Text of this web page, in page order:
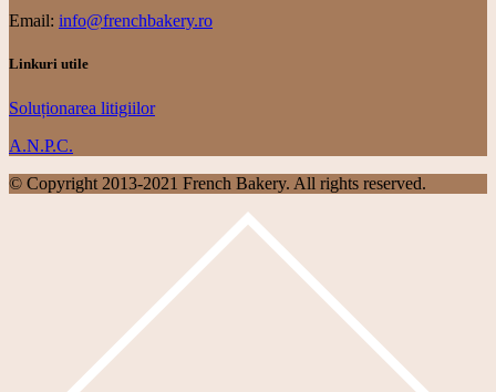
Email: info@frenchbakery.ro
Linkuri utile
Soluționarea litigiilor
A.N.P.C.
© Copyright 2013-2021 French Bakery. All rights reserved.